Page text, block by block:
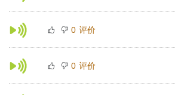
0 评价
0 评价